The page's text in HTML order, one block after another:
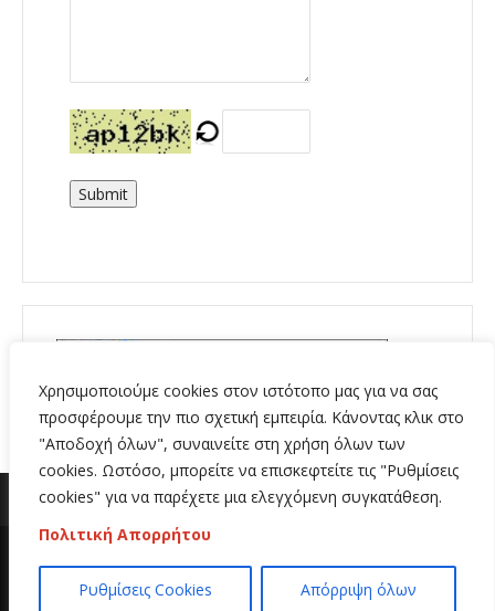
Χρησιμοποιούμε cookies στον ιστότοπο μας για να σας
προσφέρουμε την πιο σχετική εμπειρία. Κάνοντας κλικ στο
"Αποδοχή όλων", συναινείτε στη χρήση όλων των
cookies. Ωστόσο, μπορείτε να επισκεφτείτε τις "Ρυθμίσεις
cookies" για να παρέχετε μια ελεγχόμενη συγκατάθεση.
Πολιτική Απορρήτου
Ρυθμίσεις Cookies Απόρριψη όλων
Submit
Copyright 2020 | All Rights Reserved | Κατασκευή
ιστοσελίδων
Hi Web